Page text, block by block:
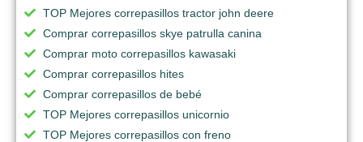
TOP Mejores correpasillos tractor john deere
Comprar correpasillos skye patrulla canina
Comprar moto correpasillos kawasaki
Comprar correpasillos hites
Comprar correpasillos de bebé
TOP Mejores correpasillos unicornio
TOP Mejores correpasillos con freno